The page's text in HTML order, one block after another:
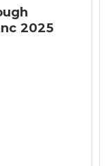
2025